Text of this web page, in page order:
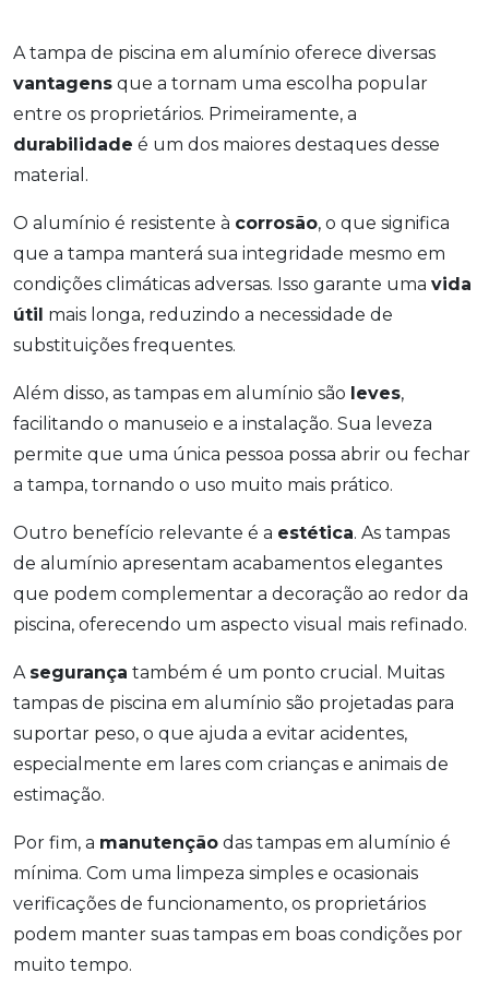
A tampa de piscina em alumínio oferece diversas
vantagens que a tornam uma escolha popular
entre os proprietários. Primeiramente, a
durabilidade é um dos maiores destaques desse
material.
O alumínio é resistente à corrosão, o que significa
que a tampa manterá sua integridade mesmo em
condições climáticas adversas. Isso garante uma vida
útil mais longa, reduzindo a necessidade de
substituições frequentes.
Além disso, as tampas em alumínio são leves,
facilitando o manuseio e a instalação. Sua leveza
permite que uma única pessoa possa abrir ou fechar
a tampa, tornando o uso muito mais prático.
Outro benefício relevante é a estética. As tampas
de alumínio apresentam acabamentos elegantes
que podem complementar a decoração ao redor da
piscina, oferecendo um aspecto visual mais refinado.
A segurança também é um ponto crucial. Muitas
tampas de piscina em alumínio são projetadas para
suportar peso, o que ajuda a evitar acidentes,
especialmente em lares com crianças e animais de
estimação.
Por fim, a manutenção das tampas em alumínio é
mínima. Com uma limpeza simples e ocasionais
verificações de funcionamento, os proprietários
podem manter suas tampas em boas condições por
muito tempo.